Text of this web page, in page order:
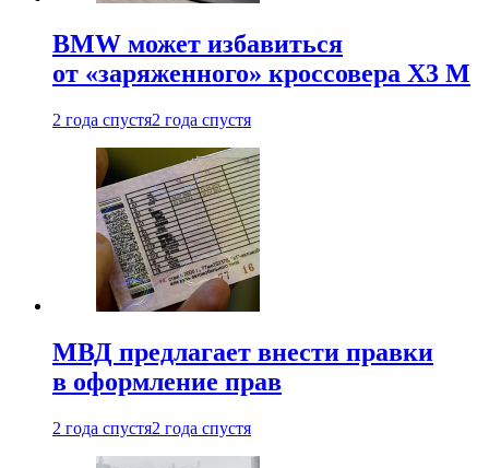
BMW может избавиться
от «заряженного» кроссовера X3 M
2 года спустя2 года спустя
МВД предлагает внести правки
в оформление прав
2 года спустя2 года спустя